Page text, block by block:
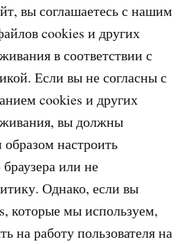
вы соглашаетесь с нашим
cookies и других
в соответствии с
Если вы не согласны с
cookies и других
вы должны
настроить
или не
Однако, если вы
которые мы используем,
на работу пользователя на